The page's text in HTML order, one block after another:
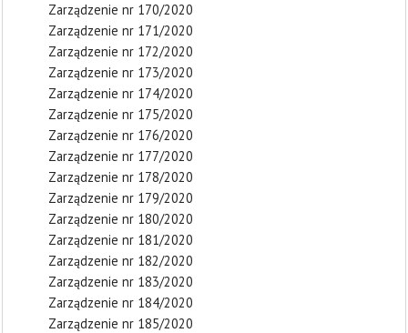
Zarządzenie nr 170/2020
Zarządzenie nr 171/2020
Zarządzenie nr 172/2020
Zarządzenie nr 173/2020
Zarządzenie nr 174/2020
Zarządzenie nr 175/2020
Zarządzenie nr 176/2020
Zarządzenie nr 177/2020
Zarządzenie nr 178/2020
Zarządzenie nr 179/2020
Zarządzenie nr 180/2020
Zarządzenie nr 181/2020
Zarządzenie nr 182/2020
Zarządzenie nr 183/2020
Zarządzenie nr 184/2020
Zarządzenie nr 185/2020